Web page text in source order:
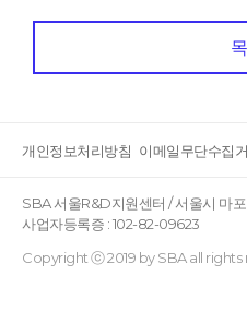
개인정보처리방침 이메일무단수집
SBA 서울R&D지원센터 / 서울시 마
사업자등록증 : 102-82-09623
Copyright ⓒ 2019 by SBA all rights